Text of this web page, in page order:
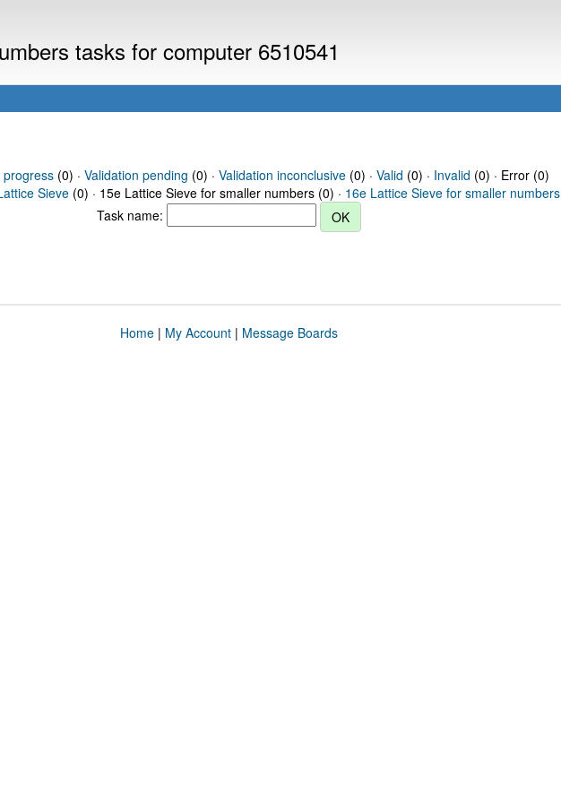
tasks for computer 6510541
progress(0) · Validation pending (0) · Validation inconclusive(0) · Valid (0) · Invalid (0) · Error (0)
Sieve (0) · 15e Lattice Sieve for smaller numbers (0) · 16e Lattice Sieve for smaller numbers
Task name:
Home| My Account| Message Boards